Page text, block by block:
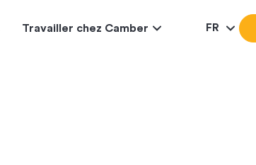
FR
Travailler chez Camber